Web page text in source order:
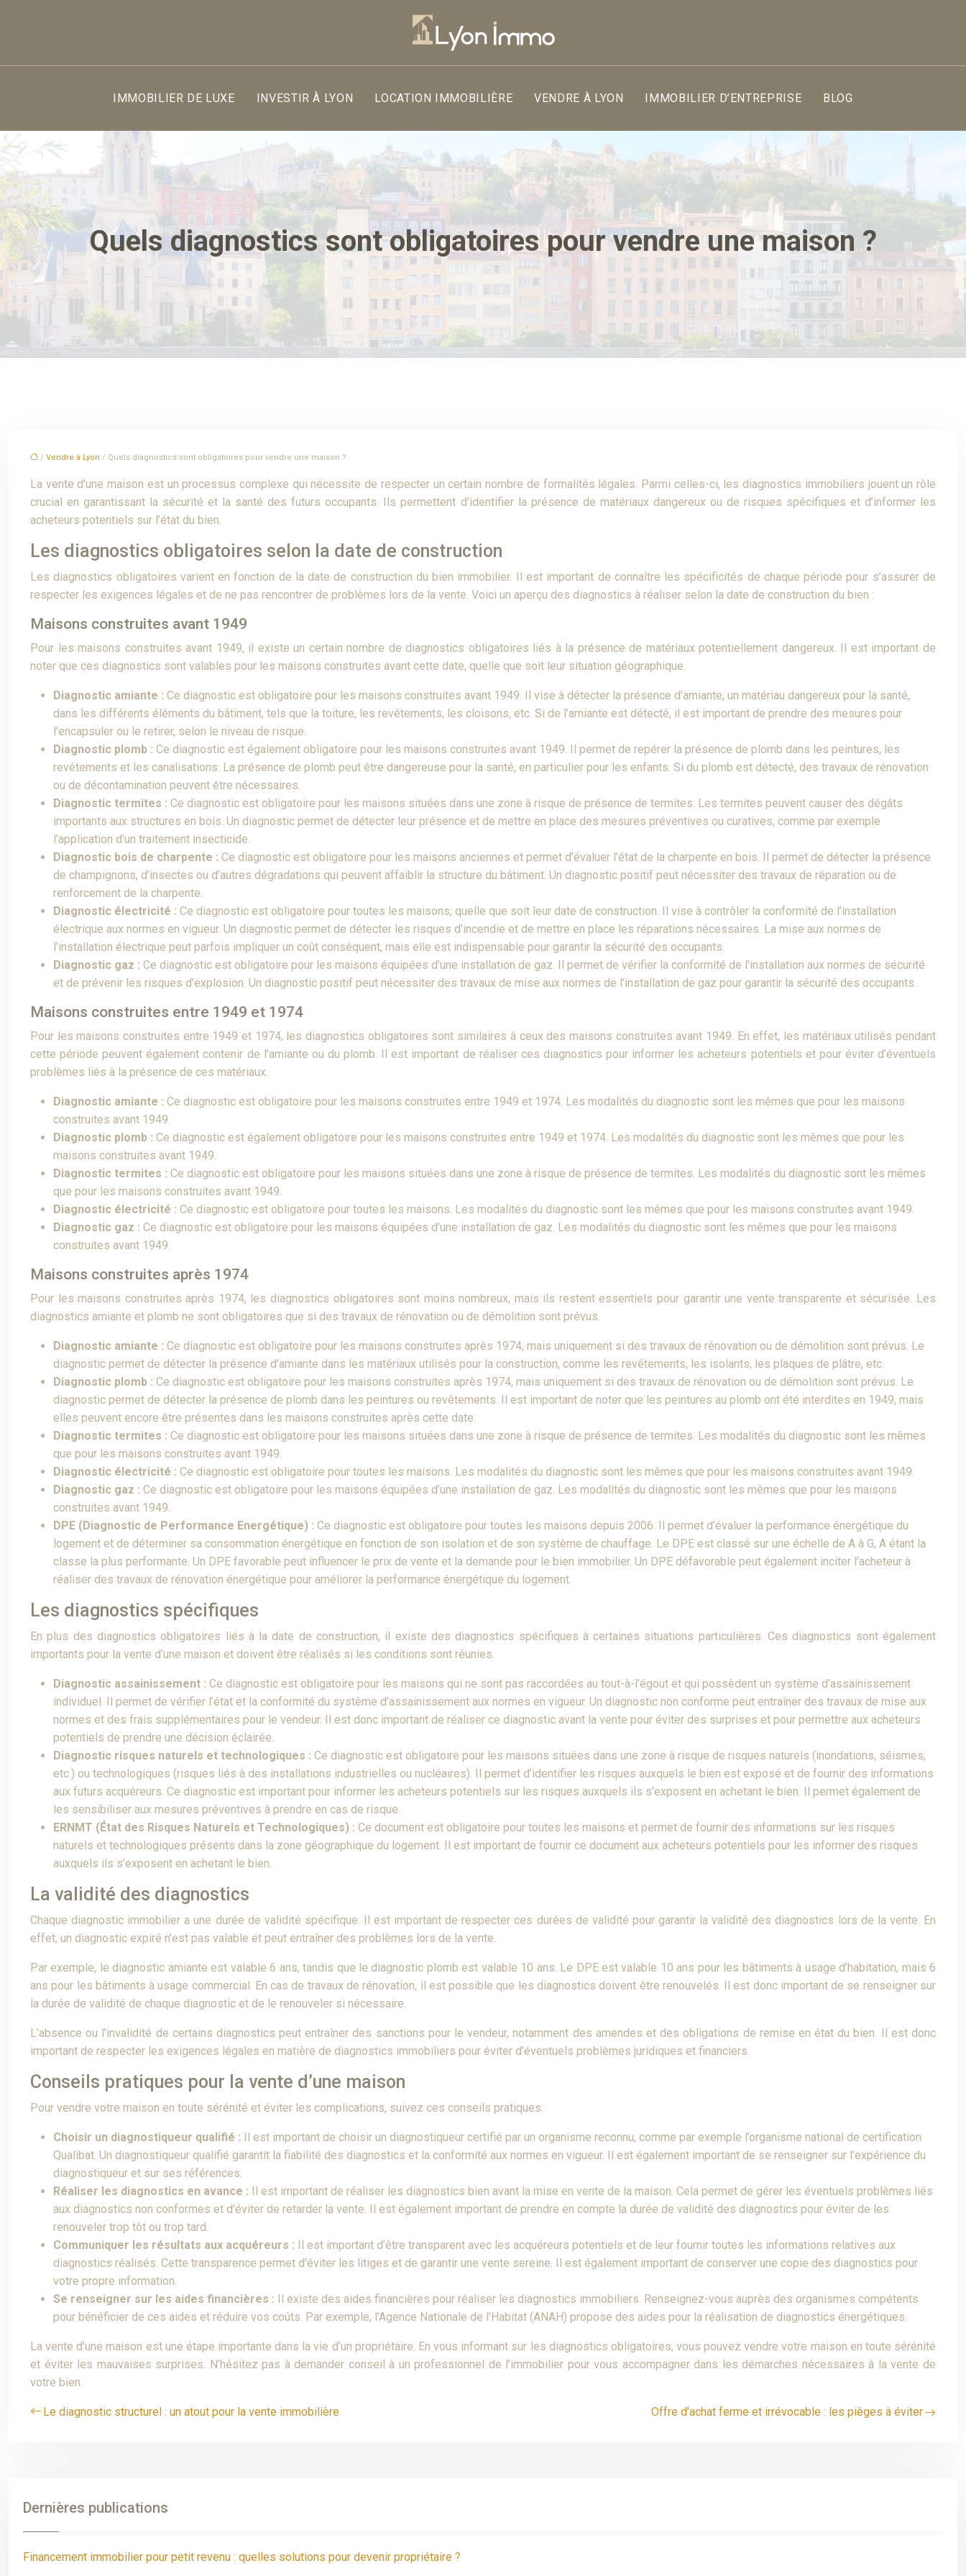
IMMOBILIER DE LUXE INVESTIR À LYON LOCATION IMMOBILIÈRE VENDRE À LYON IMMOBILIER D’ENTREPRISE BLOG
Quels diagnostics sont obligatoires pour vendre une maison ?
/ Vendre à Lyon / Quels diagnostics sont obligatoires pour vendre une maison ?
La vente d’une maison est un processus complexe qui nécessite de respecter un certain nombre de formalités légales. Parmi celles-ci, les diagnostics immobiliers jouent un rôle
crucial en garantissant la sécurité et la santé des futurs occupants. Ils permettent d’identifier la présence de matériaux dangereux ou de risques spécifiques et d’informer les
acheteurs potentiels sur l’état du bien.
Les diagnostics obligatoires selon la date de construction
Les diagnostics obligatoires varient en fonction de la date de construction du bien immobilier. Il est important de connaître les spécificités de chaque période pour s’assurer de
respecter les exigences légales et de ne pas rencontrer de problèmes lors de la vente. Voici un aperçu des diagnostics à réaliser selon la date de construction du bien :
Maisons construites avant 1949
Pour les maisons construites avant 1949, il existe un certain nombre de diagnostics obligatoires liés à la présence de matériaux potentiellement dangereux. Il est important de
noter que ces diagnostics sont valables pour les maisons construites avant cette date, quelle que soit leur situation géographique.
Diagnostic amiante : Ce diagnostic est obligatoire pour les maisons construites avant 1949. Il vise à détecter la présence d’amiante, un matériau dangereux pour la santé,
dans les différents éléments du bâtiment, tels que la toiture, les revêtements, les cloisons, etc. Si de l’amiante est détecté, il est important de prendre des mesures pour
l’encapsuler ou le retirer, selon le niveau de risque.
Diagnostic plomb : Ce diagnostic est également obligatoire pour les maisons construites avant 1949. Il permet de repérer la présence de plomb dans les peintures, les
revêtements et les canalisations. La présence de plomb peut être dangereuse pour la santé, en particulier pour les enfants. Si du plomb est détecté, des travaux de rénovation
ou de décontamination peuvent être nécessaires.
Diagnostic termites : Ce diagnostic est obligatoire pour les maisons situées dans une zone à risque de présence de termites. Les termites peuvent causer des dégâts
importants aux structures en bois. Un diagnostic permet de détecter leur présence et de mettre en place des mesures préventives ou curatives, comme par exemple
l’application d’un traitement insecticide.
Diagnostic bois de charpente : Ce diagnostic est obligatoire pour les maisons anciennes et permet d’évaluer l’état de la charpente en bois. Il permet de détecter la présence
de champignons, d’insectes ou d’autres dégradations qui peuvent affaiblir la structure du bâtiment. Un diagnostic positif peut nécessiter des travaux de réparation ou de
renforcement de la charpente.
Diagnostic électricité : Ce diagnostic est obligatoire pour toutes les maisons, quelle que soit leur date de construction. Il vise à contrôler la conformité de l’installation
électrique aux normes en vigueur. Un diagnostic permet de détecter les risques d’incendie et de mettre en place les réparations nécessaires. La mise aux normes de
l’installation électrique peut parfois impliquer un coût conséquent, mais elle est indispensable pour garantir la sécurité des occupants.
Diagnostic gaz : Ce diagnostic est obligatoire pour les maisons équipées d’une installation de gaz. Il permet de vérifier la conformité de l’installation aux normes de sécurité
et de prévenir les risques d’explosion. Un diagnostic positif peut nécessiter des travaux de mise aux normes de l’installation de gaz pour garantir la sécurité des occupants.
Maisons construites entre 1949 et 1974
Pour les maisons construites entre 1949 et 1974, les diagnostics obligatoires sont similaires à ceux des maisons construites avant 1949. En effet, les matériaux utilisés pendant
cette période peuvent également contenir de l’amiante ou du plomb. Il est important de réaliser ces diagnostics pour informer les acheteurs potentiels et pour éviter d’éventuels
problèmes liés à la présence de ces matériaux.
Diagnostic amiante : Ce diagnostic est obligatoire pour les maisons construites entre 1949 et 1974. Les modalités du diagnostic sont les mêmes que pour les maisons
construites avant 1949.
Diagnostic plomb : Ce diagnostic est également obligatoire pour les maisons construites entre 1949 et 1974. Les modalités du diagnostic sont les mêmes que pour les
maisons construites avant 1949.
Diagnostic termites : Ce diagnostic est obligatoire pour les maisons situées dans une zone à risque de présence de termites. Les modalités du diagnostic sont les mêmes
que pour les maisons construites avant 1949.
Diagnostic électricité : Ce diagnostic est obligatoire pour toutes les maisons. Les modalités du diagnostic sont les mêmes que pour les maisons construites avant 1949.
Diagnostic gaz : Ce diagnostic est obligatoire pour les maisons équipées d’une installation de gaz. Les modalités du diagnostic sont les mêmes que pour les maisons
construites avant 1949.
Maisons construites après 1974
Pour les maisons construites après 1974, les diagnostics obligatoires sont moins nombreux, mais ils restent essentiels pour garantir une vente transparente et sécurisée. Les
diagnostics amiante et plomb ne sont obligatoires que si des travaux de rénovation ou de démolition sont prévus.
Diagnostic amiante : Ce diagnostic est obligatoire pour les maisons construites après 1974, mais uniquement si des travaux de rénovation ou de démolition sont prévus. Le
diagnostic permet de détecter la présence d’amiante dans les matériaux utilisés pour la construction, comme les revêtements, les isolants, les plaques de plâtre, etc.
Diagnostic plomb : Ce diagnostic est obligatoire pour les maisons construites après 1974, mais uniquement si des travaux de rénovation ou de démolition sont prévus. Le
diagnostic permet de détecter la présence de plomb dans les peintures ou revêtements. Il est important de noter que les peintures au plomb ont été interdites en 1949, mais
elles peuvent encore être présentes dans les maisons construites après cette date.
Diagnostic termites : Ce diagnostic est obligatoire pour les maisons situées dans une zone à risque de présence de termites. Les modalités du diagnostic sont les mêmes
que pour les maisons construites avant 1949.
Diagnostic électricité : Ce diagnostic est obligatoire pour toutes les maisons. Les modalités du diagnostic sont les mêmes que pour les maisons construites avant 1949.
Diagnostic gaz : Ce diagnostic est obligatoire pour les maisons équipées d’une installation de gaz. Les modalités du diagnostic sont les mêmes que pour les maisons
construites avant 1949.
DPE (Diagnostic de Performance Energétique) : Ce diagnostic est obligatoire pour toutes les maisons depuis 2006. Il permet d’évaluer la performance énergétique du
logement et de déterminer sa consommation énergétique en fonction de son isolation et de son système de chauffage. Le DPE est classé sur une échelle de A à G, A étant la
classe la plus performante. Un DPE favorable peut influencer le prix de vente et la demande pour le bien immobilier. Un DPE défavorable peut également inciter l’acheteur à
réaliser des travaux de rénovation énergétique pour améliorer la performance énergétique du logement.
Les diagnostics spécifiques
En plus des diagnostics obligatoires liés à la date de construction, il existe des diagnostics spécifiques à certaines situations particulières. Ces diagnostics sont également
importants pour la vente d’une maison et doivent être réalisés si les conditions sont réunies.
Diagnostic assainissement : Ce diagnostic est obligatoire pour les maisons qui ne sont pas raccordées au tout-à-l’égout et qui possèdent un système d’assainissement
individuel. Il permet de vérifier l’état et la conformité du système d’assainissement aux normes en vigueur. Un diagnostic non conforme peut entraîner des travaux de mise aux
normes et des frais supplémentaires pour le vendeur. Il est donc important de réaliser ce diagnostic avant la vente pour éviter des surprises et pour permettre aux acheteurs
potentiels de prendre une décision éclairée.
Diagnostic risques naturels et technologiques : Ce diagnostic est obligatoire pour les maisons situées dans une zone à risque de risques naturels (inondations, séismes,
etc.) ou technologiques (risques liés à des installations industrielles ou nucléaires). Il permet d’identifier les risques auxquels le bien est exposé et de fournir des informations
aux futurs acquéreurs. Ce diagnostic est important pour informer les acheteurs potentiels sur les risques auxquels ils s’exposent en achetant le bien. Il permet également de
les sensibiliser aux mesures préventives à prendre en cas de risque.
ERNMT (État des Risques Naturels et Technologiques) : Ce document est obligatoire pour toutes les maisons et permet de fournir des informations sur les risques
naturels et technologiques présents dans la zone géographique du logement. Il est important de fournir ce document aux acheteurs potentiels pour les informer des risques
auxquels ils s’exposent en achetant le bien.
La validité des diagnostics
Chaque diagnostic immobilier a une durée de validité spécifique. Il est important de respecter ces durées de validité pour garantir la validité des diagnostics lors de la vente. En
effet, un diagnostic expiré n’est pas valable et peut entraîner des problèmes lors de la vente.
Par exemple, le diagnostic amiante est valable 6 ans, tandis que le diagnostic plomb est valable 10 ans. Le DPE est valable 10 ans pour les bâtiments à usage d’habitation, mais 6
ans pour les bâtiments à usage commercial. En cas de travaux de rénovation, il est possible que les diagnostics doivent être renouvelés. Il est donc important de se renseigner sur
la durée de validité de chaque diagnostic et de le renouveler si nécessaire.
L’absence ou l’invalidité de certains diagnostics peut entraîner des sanctions pour le vendeur, notamment des amendes et des obligations de remise en état du bien. Il est donc
important de respecter les exigences légales en matière de diagnostics immobiliers pour éviter d’éventuels problèmes juridiques et financiers.
Conseils pratiques pour la vente d’une maison
Pour vendre votre maison en toute sérénité et éviter les complications, suivez ces conseils pratiques:
Choisir un diagnostiqueur qualifié : Il est important de choisir un diagnostiqueur certifié par un organisme reconnu, comme par exemple l’organisme national de certification
Qualibat. Un diagnostiqueur qualifié garantit la fiabilité des diagnostics et la conformité aux normes en vigueur. Il est également important de se renseigner sur l’expérience du
diagnostiqueur et sur ses références.
Réaliser les diagnostics en avance : Il est important de réaliser les diagnostics bien avant la mise en vente de la maison. Cela permet de gérer les éventuels problèmes liés
aux diagnostics non conformes et d’éviter de retarder la vente. Il est également important de prendre en compte la durée de validité des diagnostics pour éviter de les
renouveler trop tôt ou trop tard.
Communiquer les résultats aux acquéreurs : Il est important d’être transparent avec les acquéreurs potentiels et de leur fournir toutes les informations relatives aux
diagnostics réalisés. Cette transparence permet d’éviter les litiges et de garantir une vente sereine. Il est également important de conserver une copie des diagnostics pour
votre propre information.
Se renseigner sur les aides financières : Il existe des aides financières pour réaliser les diagnostics immobiliers. Renseignez-vous auprès des organismes compétents
pour bénéficier de ces aides et réduire vos coûts. Par exemple, l’Agence Nationale de l’Habitat (ANAH) propose des aides pour la réalisation de diagnostics énergétiques.
La vente d’une maison est une étape importante dans la vie d’un propriétaire. En vous informant sur les diagnostics obligatoires, vous pouvez vendre votre maison en toute sérénité
et éviter les mauvaises surprises. N’hésitez pas à demander conseil à un professionnel de l’immobilier pour vous accompagner dans les démarches nécessaires à la vente de
votre bien.
Le diagnostic structurel : un atout pour la vente immobilière Offre d’achat ferme et irrévocable : les pièges à éviter
Dernières publications
Financement immobilier pour petit revenu : quelles solutions pour devenir propriétaire ?